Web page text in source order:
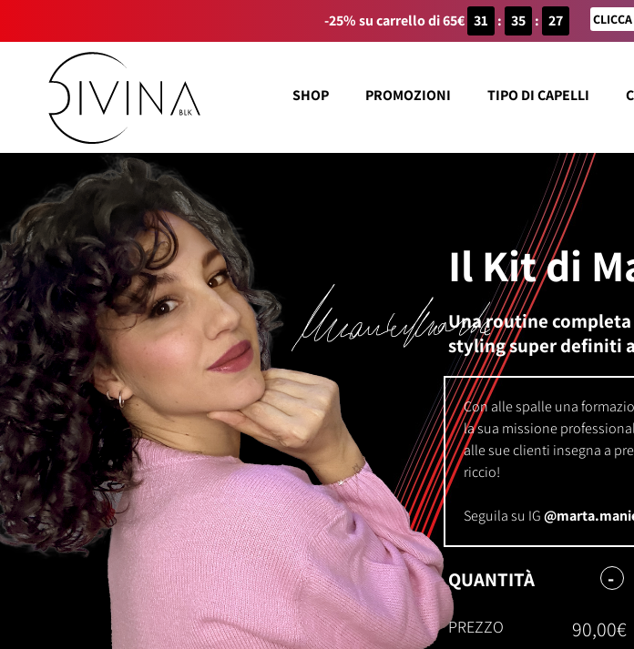
-25% su carrello di 65€ 31 : 35 : 27
SHOP PROMOZIONI TIPO DI CAPELLI
Il Kit di
Una routine
styling super definiti
QUANTITÀ -
PREZZO 90,00€
Con alle spalle una
la sua missione
alle sue clienti insegna a
riccio!
Seguila su IG